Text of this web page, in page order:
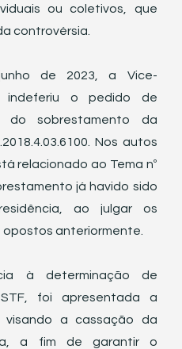
ou coletivos, que
controvérsia.
de 2023, a Vice-
indeferiu o pedido de
do sobrestamento da
Nos autos
relacionado ao Tema nº
já havido sido
ao julgar os
anteriormente.
à determinação de
foi apresentada a
visando a cassação da
a fim de garantir o